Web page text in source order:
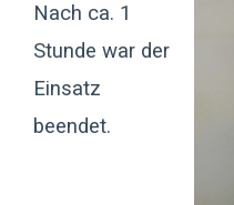
Nach ca. 1
Stunde war der
Einsatz
beendet.